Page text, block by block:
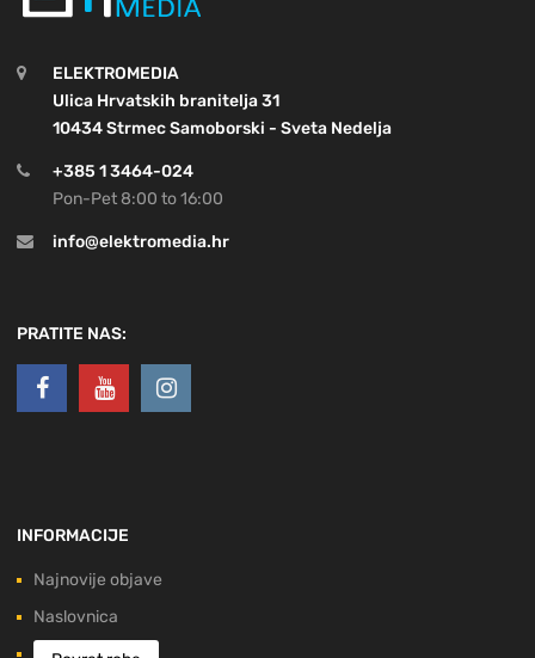
ELEKTROMEDIA
Ulica Hrvatskih branitelja 31
10434 Strmec Samoborski - Sveta Nedelja
+385 1 3464-024
Pon-Pet 8:00 to 16:00
info@elektromedia.hr
PRATITE NAS:
INFORMACIJE
Najnovije objave
Naslovnica